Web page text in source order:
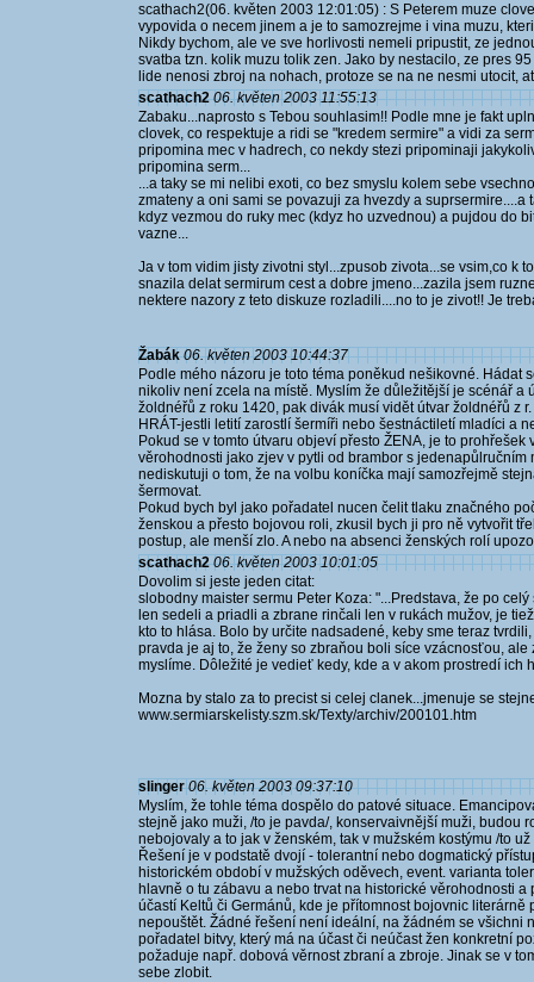
scathach2(06. květen 2003 12:01:05) : S Peterem muze
vypovida o necem jinem a je to samozrejme i vina muzu,
Nikdy bychom, ale ve sve horlivosti nemeli pripustit, ze
svatba tzn. kolik muzu tolik zen. Jako by nestacilo, ze pres
lide nenosi zbroj na nohach, protoze se na ne nesmi utocit,
scathach2 06. květen 2003 11:55:13
Zabaku...naprosto s Tebou souhlasim!! Podle mne je fakt
clovek, co respektuje a ridi se "kredem sermire" a vidi za
pripomina mec v hadrech, co nekdy stezi pripominaji
pripomina serm...
...a taky se mi nelibi exoti, co bez smyslu kolem sebe
zmateny a oni sami se povazuji za hvezdy a
kdyz vezmou do ruky mec (kdyz ho uzvednou) a pujdou do
vazne...
Ja v tom vidim jisty zivotni styl...zpusob zivota...se vsim,co k
snazila delat sermirum cest a dobre jmeno...zazila jsem
nektere nazory z teto diskuze rozladili....no to je zivot!! Je
Žabák 06. květen 2003 10:44:37
Podle mého názoru je toto téma poněkud nešikovné. Hádat
nikoliv není zcela na místě. Myslím že důležitější je scénář
žoldnéřů z roku 1420, pak divák musí vidět útvar žoldnéřů z
HRÁT-jestli letití zarostlí šermíři nebo šestnáctiletí mladíci a
Pokud se v tomto útvaru objeví přesto ŽENA, je to
věrohodnosti jako zjev v pytli od brambor s
nediskutuji o tom, že na volbu koníčka mají samozřejmě
šermovat.
Pokud bych byl jako pořadatel nucen čelit tlaku značného
ženskou a přesto bojovou roli, zkusil bych ji pro ně vytvořit
postup, ale menší zlo. A nebo na absenci ženských rolí
scathach2 06. květen 2003 10:01:05
Dovolim si jeste jeden citat:
slobodny maister sermu Peter Koza: "...Predstava, že po
len sedeli a priadli a zbrane rinčali len v rukách mužov, je
kto to hlása. Bolo by určite nadsadené, keby sme teraz
pravda je aj to, že ženy so zbraňou boli síce vzácnosťou,
myslíme. Dôležité je vedieť kedy, kde a v akom prostredí ich
Mozna by stalo za to precist si celej clanek...jmenuje se
www.sermiarskelisty.szm.sk/Texty/archiv/200101.htm
slinger 06. květen 2003 09:37:10
Myslím, že tohle téma dospělo do patové situace.
stejně jako muži, /to je pavda/, konservaivnější muži, budou
nebojovaly a to jak v ženském, tak v mužském kostýmu /to
Řešení je v podstatě dvojí - tolerantní nebo dogmatický
historickém období v mužských oděvech, event. varianta
hlavně o tu zábavu a nebo trvat na historické věrohodnosti
účastí Keltů či Germánů, kde je přítomnost bojovnic literárně
nepouštět. Žádné řešení není ideální, na žádném se všichni
pořadatel bitvy, který má na účast či neúčast žen konkretní
požaduje např. dobová věrnost zbraní a zbroje. Jinak se v
sebe zlobit.